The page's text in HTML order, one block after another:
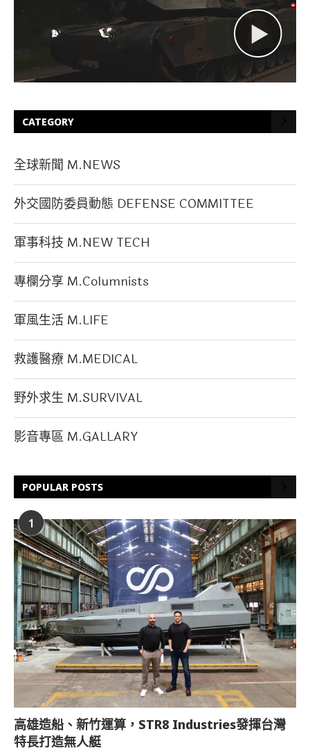
CATEGORY
全球新聞 M.NEWS
外交國防委員動態 DEFENSE COMMITTEE
軍事科技 M.NEW TECH
專欄分享 M.Columnists
軍風生活 M.LIFE
救護醫療 M.MEDICAL
野外求生 M.SURVIVAL
影音專區 M.GALLARY
POPULAR POSTS
1
高雄造船、新竹運算，STR8 Industries發揮台灣
特長打造無人艇